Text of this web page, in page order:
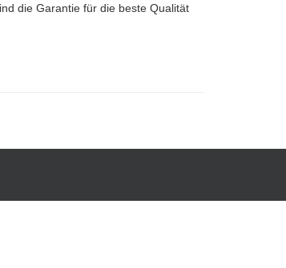
die Garantie für die beste Qualität